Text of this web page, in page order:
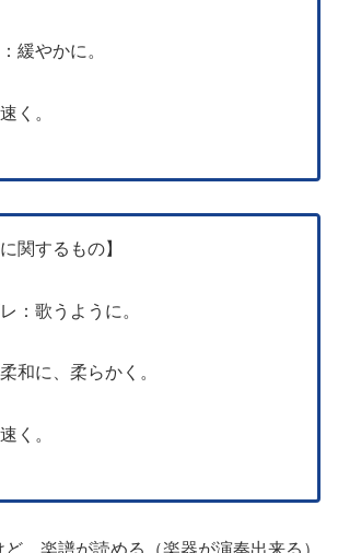
緩やかに。
く。
関するもの】
：歌うように。
和に、柔らかく。
く。
、楽譜が読める（楽器が演奏出来る）